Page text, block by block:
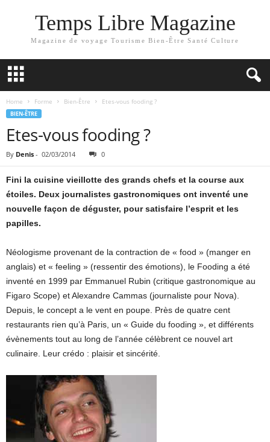
Temps Libre Magazine
Magazine de voyage Tourisme Bien-Être Santé Culture
Home Forme Bien-Être Etes-vous fooding ?
BIEN-ÊTRE
Etes-vous fooding ?
By Denis - 02/03/2014 0
Fini la cuisine vieillotte des grands chefs et la course aux
étoiles. Deux journalistes gastronomiques ont inventé une
nouvelle façon de déguster, pour satisfaire l’esprit et les
papilles.
Néologisme provenant de la contraction de « food » (manger en
anglais) et « feeling » (ressentir des émotions), le Fooding a été
inventé en 1999 par Emmanuel Rubin (critique gastronomique au
Figaro Scope) et Alexandre Cammas (journaliste pour Nova).
Depuis, le concept a le vent en poupe. Près de quatre cent
restaurants rien qu’à Paris, un « Guide du fooding », et différents
évènements tout au long de l’année célèbrent ce nouvel art
culinaire. Leur crédo : plaisir et sincérité.